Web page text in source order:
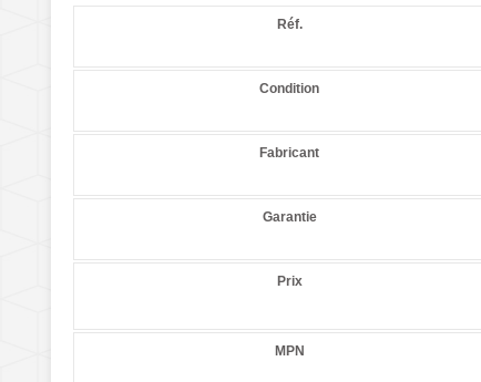
Réf.
Condition
Fabricant
Garantie
Prix
MPN